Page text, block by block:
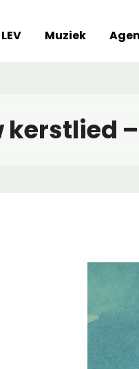
Muziek
kerstlied